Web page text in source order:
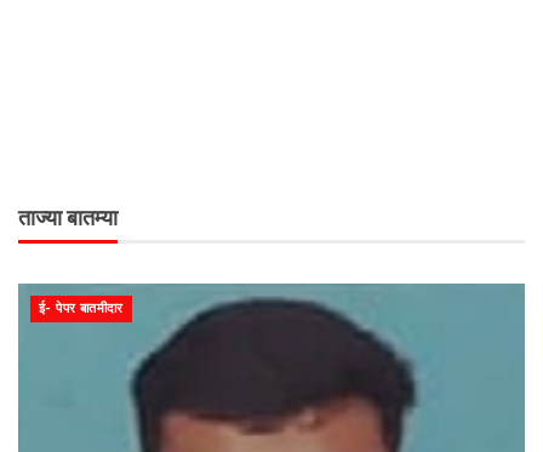
ताज्या बातम्या
ई- पेपर बातमीदार